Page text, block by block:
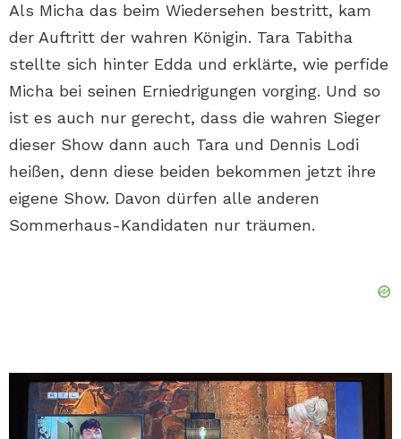
Als Micha das beim Wiedersehen bestritt, kam
der Auftritt der wahren Königin. Tara Tabitha
stellte sich hinter Edda und erklärte, wie perfide
Micha bei seinen Erniedrigungen vorging. Und so
ist es auch nur gerecht, dass die wahren Sieger
dieser Show dann auch Tara und Dennis Lodi
heißen, denn diese beiden bekommen jetzt ihre
eigene Show. Davon dürfen alle anderen
Sommerhaus-Kandidaten nur träumen.